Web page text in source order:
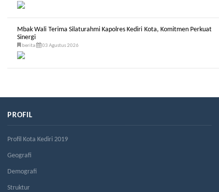
Mbak Wali Terima Silaturahmi Kapolres Kediri Kota, Komitmen Perkuat
Sinergi
berita 03 Agustus 2026
PROFIL
Profil Kota Kediri 2019
Geografi
Demografi
Struktur